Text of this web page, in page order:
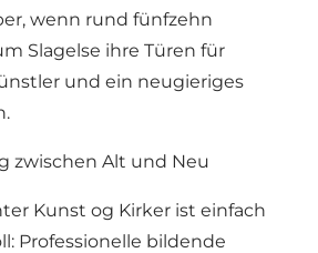
wenn rund fünfzehn
Slagelse ihre Türen für
und ein neugieriges
zwischen Alt und Neu
Kunst og Kirker ist einfach
Professionelle bildende